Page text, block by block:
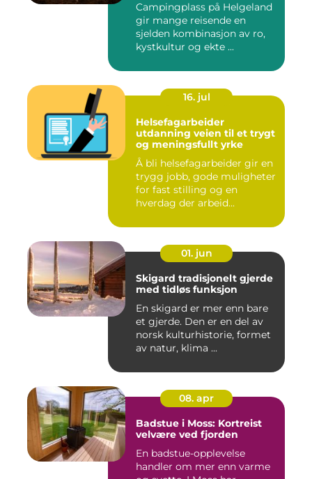
Campingplass på Helgeland
gir mange reisende en
sjelden kombinasjon av ro,
kystkultur og ekte ...
16. jul
Helsefagarbeider
utdanning veien til et trygt
og meningsfullt yrke
Å bli helsefagarbeider gir en
trygg jobb, gode muligheter
for fast stilling og en
hverdag der arbeid...
01. jun
Skigard tradisjonelt gjerde
med tidløs funksjon
En skigard er mer enn bare
et gjerde. Den er en del av
norsk kulturhistorie, formet
av natur, klima ...
08. apr
Badstue i Moss: Kortreist
velvære ved fjorden
En badstue-opplevelse
handler om mer enn varme